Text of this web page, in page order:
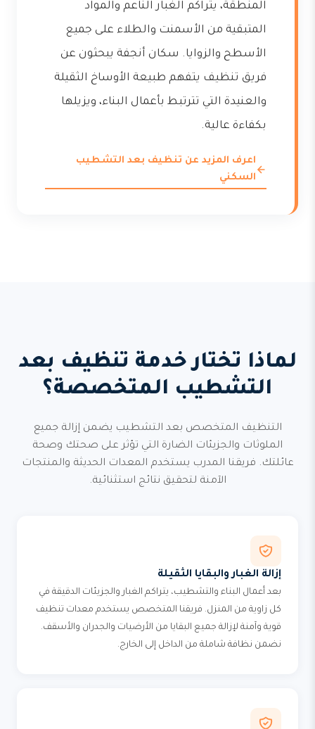
المنطقة، يتراكم الغبار الناعم والمواد
المتبقية من الأسمنت والطلاء على جميع
الأسطح والزوايا. سكان أنجفة يبحثون عن
فريق تنظيف يتفهم طبيعة الأوساخ الثقيلة
والعنيدة التي تترتبط بأعمال البناء، ويزيلها
بكفاءة عالية.
اعرف المزيد عن تنظيف بعد التشطيب
السكني
لماذا تختار خدمة تنظيف بعد
التشطيب المتخصصة؟
التنظيف المتخصص بعد التشطيب يضمن إزالة جميع
الملوثات والجزيئات الضارة التي تؤثر على صحتك وصحة
عائلتك. فريقنا المدرب يستخدم المعدات الحديثة والمنتجات
الآمنة لتحقيق نتائج استثنائية.
إزالة الغبار والبقايا الثقيلة
بعد أعمال البناء والتشطيب، يتراكم الغبار والجزيئات الدقيقة في
كل زاوية من المنزل. فريقنا المتخصص يستخدم معدات تنظيف
قوية وآمنة لإزالة جميع البقايا من الأرضيات والجدران والأسقف.
نضمن نظافة شاملة من الداخل إلى الخارج.